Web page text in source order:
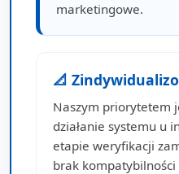
marketingowe.
📐
Naszym priorytetem
działanie systemu u
etapie weryfikacji
brak kompatybilności